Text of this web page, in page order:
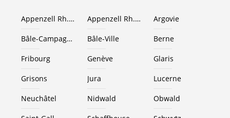
Appenzell Rh.-Ext. Appenzell Rh.-I. Argovie
Bâle-Campagne Bâle-Ville Berne
Fribourg Genève Glaris
Grisons Jura Lucerne
Neuchâtel Nidwald Obwald